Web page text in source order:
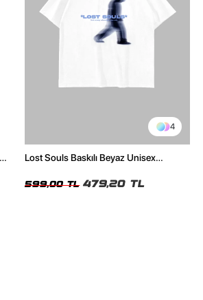
4
Lost Souls Baskılı Beyaz Unisex
599,00 TL 479,20 TL